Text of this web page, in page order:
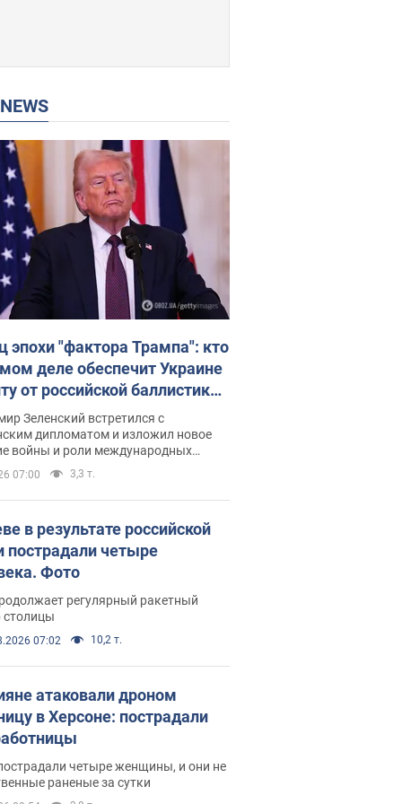
NEWS
эпохи "фактора Трампа": кто
деле обеспечит Украине
от российской баллистики.
с Безсмертным
Зеленский встретился с
дипломатом и изложил новое
войны и роли международных
в борьбе с Россией
07:00 3,3 т.
в результате российской
пострадали четыре
Фото
регулярный ракетный
столицы
07:02 10,2 т.
атаковали дроном
в Херсоне: пострадали
четыре женщины, и они не
раненые за сутки